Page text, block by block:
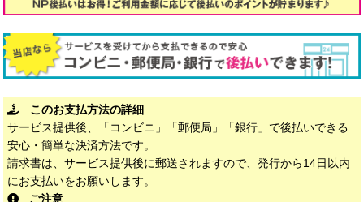
このお支払方法の詳細
サービス提供後、「コンビニ」「郵便局」「銀行」で後払いできる
安心・簡単な決済方法です。
請求書は、サービス提供後に郵送されますので、発行から14日以内
にお支払いをお願いします。
ご注意